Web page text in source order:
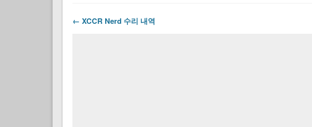
← XCCR Nerd 수리 내역